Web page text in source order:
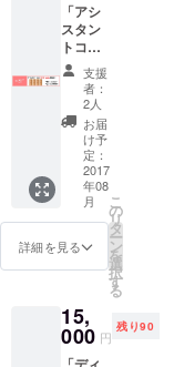
「アシ
スタン
トコー
ス」 や
ぐらス
テージ
に「ヲ
タネー
ム札」
を掲
出！ ご
支援決
定の
際、ご
入力い
ただい
ネーム
が入り
ます。
支援
者：
2人
お届
け予
定：
2017
年08
月
詳細を見る
こ
の
リ
タ
ー
ン
を
選
択
す
る
15,
000 円
残り90